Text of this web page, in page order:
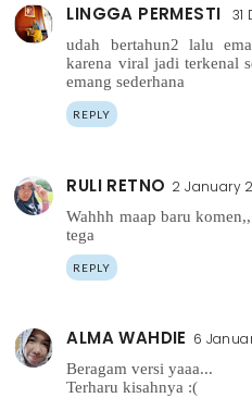
LINGGA PERMESTI 31
udah bertahun2 lalu
karena viral jadi terkenal
emang sederhana
REPLY
RULI RETNO 2 January
Wahhh maap baru
tega
REPLY
ALMA WAHDIE 6
Beragam versi yaaa...
Terharu kisahnya :(